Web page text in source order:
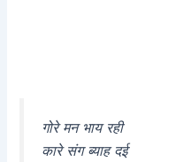
गोरे मन भाय रही
कारे संग ब्याह दई